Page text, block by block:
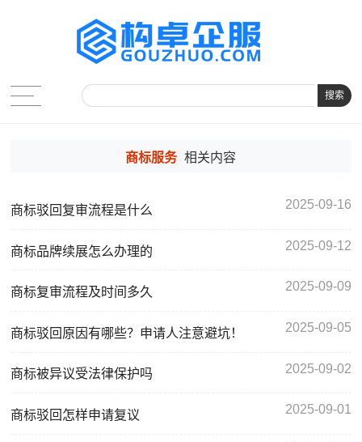
搜索
商标服务 相关内容
商标驳回复审流程是什么 2025-09-16
商标品牌续展怎么办理的 2025-09-12
商标复审流程及时间多久 2025-09-09
商标驳回原因有哪些？申请人注意避坑！ 2025-09-05
商标被异议受法律保护吗 2025-09-02
商标驳回怎样申请复议 2025-09-01